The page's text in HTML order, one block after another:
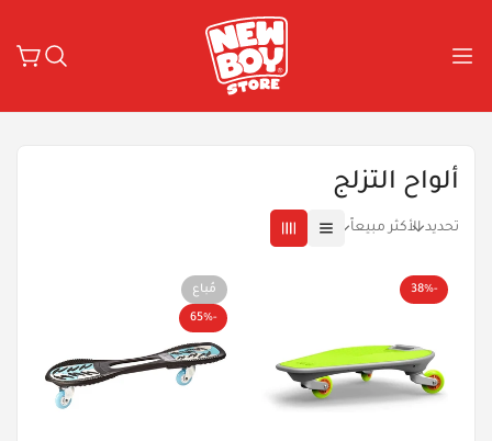
ألواح التزلج
تحديد الأكثر مبيعاً
-38% مُباع
-65%